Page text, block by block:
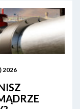
2026